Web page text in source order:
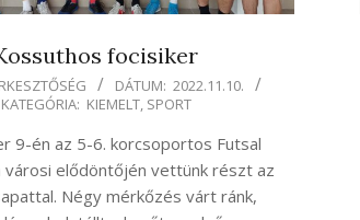
focisiker
DÁTUM: 2022.11.10.
KATEGÓRIA: KIEMELT, SPORT
9-én az 5-6. korcsoportos Futsal
városi elődöntőjén vettünk részt az
Négy mérkőzés várt ránk,